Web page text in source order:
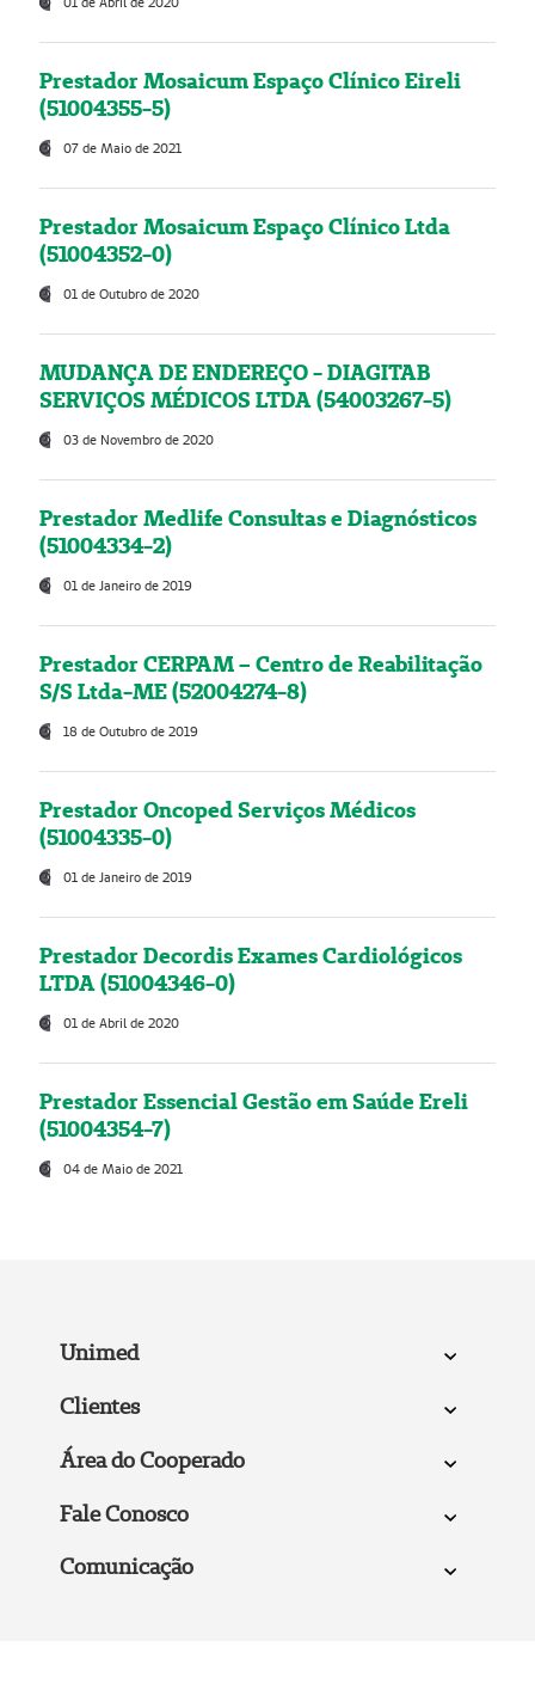
Prestador Mosaicum Espaço Clínico Eireli
(51004355-5)
07 de Maio de 2021
Prestador Mosaicum Espaço Clínico Ltda
(51004352-0)
01 de Outubro de 2020
MUDANÇA DE ENDEREÇO - DIAGITAB
SERVIÇOS MÉDICOS LTDA (54003267-5)
03 de Novembro de 2020
Prestador Medlife Consultas e Diagnósticos
(51004334-2)
01 de Janeiro de 2019
Prestador CERPAM – Centro de Reabilitação
S/S Ltda-ME (52004274-8)
18 de Outubro de 2019
Prestador Oncoped Serviços Médicos
(51004335-0)
01 de Janeiro de 2019
Prestador Decordis Exames Cardiológicos
LTDA (51004346-0)
01 de Abril de 2020
Prestador Essencial Gestão em Saúde Ereli
(51004354-7)
04 de Maio de 2021
Unimed
Clientes
Área do Cooperado
Fale Conosco
Comunicação